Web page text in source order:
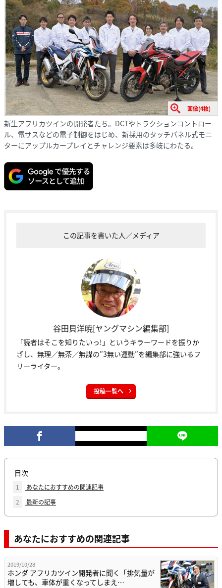
画像(4枚)
新生アフリカツインの開発者たち。DCTやトラクションコントロー
ル、電サスなどの電子制御をはじめ、新採用のタッチパネル式モニ
ターにアップルカープレイとチャレンジ要素は多岐にわたる。
この記事を書いた人／メディア
谷田貝洋暁[ヤングマシン編集部]
「読者はそこを知りたいっ!」というキラーワードを振りか
ざし、無理／無茶／無謀の”3無い運動”を編集部に強いるフ
リーライター。
投稿一覧へ
目次
1
あなたにおすすめの関連記事
2
最新の記事
あなたにおすすめの関連記事
2019/10/28
ホンダ アフリカツイン開発者に聞く「排気量が
増しても、車体が重くなってしまえ…